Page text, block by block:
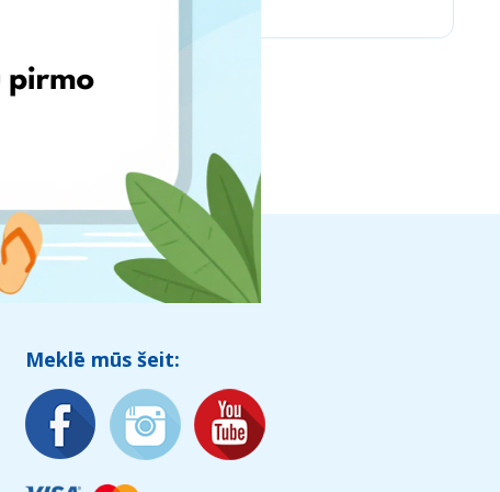
Meklē mūs šeit: